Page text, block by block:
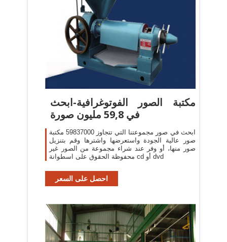
مكتبة الصور الفوتوغرافية-ابحث
في 59,8 مليون صورة
ابحث في صور مجموعتنا التي تتجاوز 59837000 مكتبة
صور عالية الجودة واستعرضها واشترها وقم بتنزيل
صور منها، أو وفر عند شراء مجموعة من الصور غير
محفوظة الحقوق على اسطوانة cd أو dvd
احصل على السعر